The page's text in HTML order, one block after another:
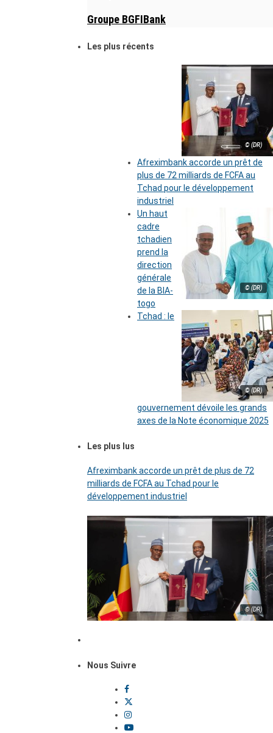
Groupe BGFIBank
Les plus récents
© (DR)
Afreximbank accorde un prêt de
plus de 72 milliards de FCFA au
Tchad pour le développement
industriel
© (DR)
Un haut
cadre
tchadien
prend la
direction
générale
de la BIA-
togo
© (DR)
Tchad : le
gouvernement dévoile les grands
axes de la Note économique 2025
Les plus lus
Afreximbank accorde un prêt de plus de 72
milliards de FCFA au Tchad pour le
développement industriel
© (DR)
Nous Suivre